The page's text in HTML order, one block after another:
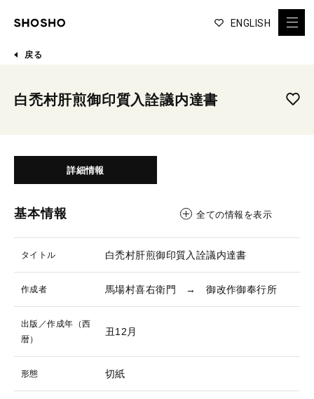
ENGLISH
戻る
白禿村肝煎御印質入詮議内達書
詳細情報
基本情報 全ての情報を表示
タイトル 白禿村肝煎御印質入詮議内達書
作成者 馬場村喜右衛門 → 御改作御奉行所
出版／作成年（西
暦）
丑12月
形態 切紙